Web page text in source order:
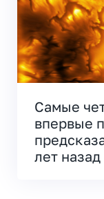
Самые
впервые
лет назад